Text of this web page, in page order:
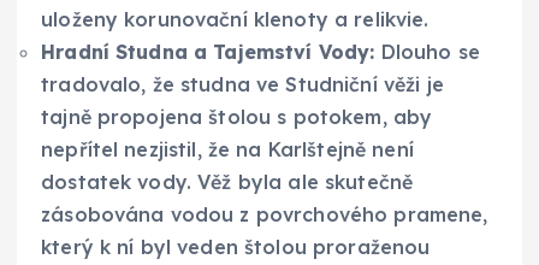
uloženy korunovační klenoty a relikvie.
Hradní Studna a Tajemství Vody: Dlouho se
tradovalo, že studna ve Studniční věži je
tajně propojena štolou s potokem, aby
nepřítel nezjistil, že na Karlštejně není
dostatek vody. Věž byla ale skutečně
zásobována vodou z povrchového pramene,
který k ní byl veden štolou proraženou